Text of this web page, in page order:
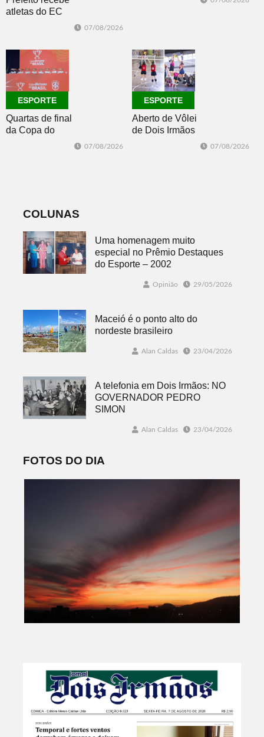
atletas do EC
Master 65+
07/08/2026
ESPORTE
Quartas de final
da Copa do
Brasil 2026: veja
07/08/2026
ESPORTE
Aberto de Vôlei
de Dois Irmãos
07/08/2026
COLUNAS
Uma homenagem muito
especial no Prêmio Destaques
do Esporte – 2002
Opinião 29/05/2026
Maceió é o ponto alto do
nordeste brasileiro
Alan Caldas 23/04/2026
A telefonia em Dois Irmãos: NO
GOVERNADOR PEDRO
SIMON
Alan Caldas 23/04/2026
FOTOS DO DIA